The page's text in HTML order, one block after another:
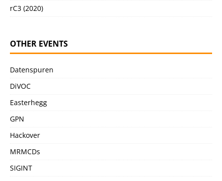
rC3 (2020)
OTHER EVENTS
Datenspuren
DiVOC
Easterhegg
GPN
Hackover
MRMCDs
SIGINT